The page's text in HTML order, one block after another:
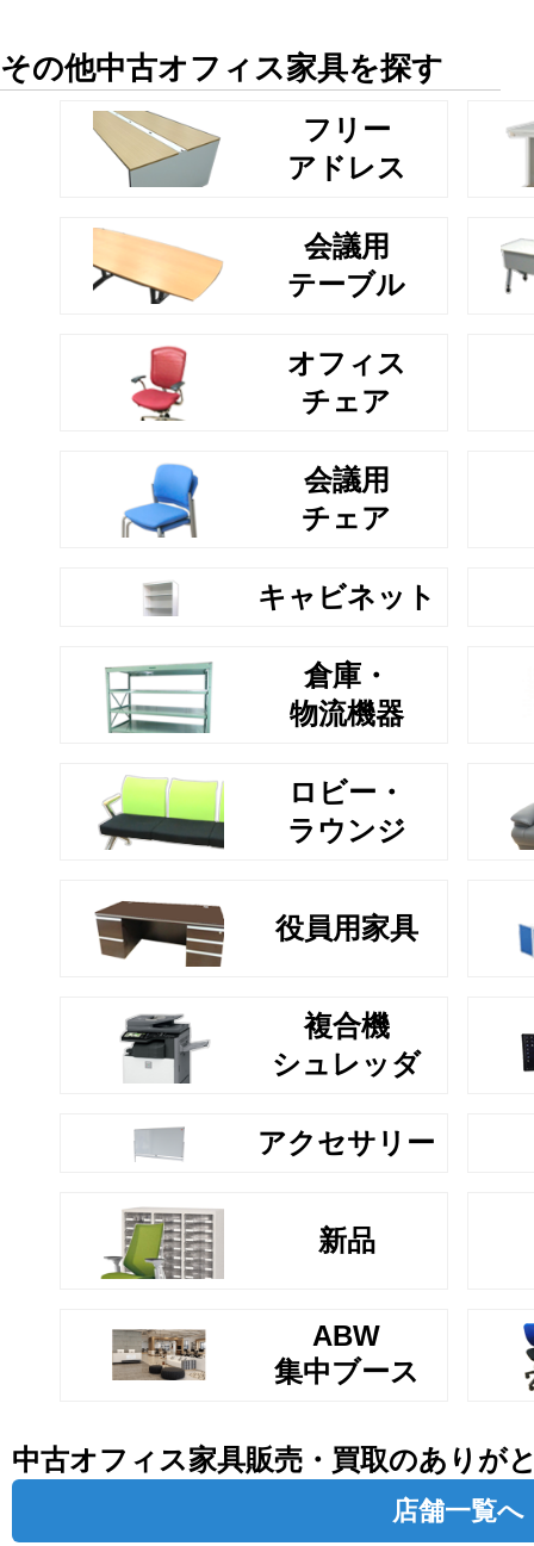
その他中古オフィス家具を探す
フリー
アドレス
会議用
テーブル
オフィス
チェア
会議用
チェア
キャビネット
倉庫・
物流機器
ロビー・
ラウンジ
役員用家具
複合機
シュレッダ
アクセサリー
新品
ABW
集中ブース
中古オフィス家具販売・買取のありが
店舗一覧へ